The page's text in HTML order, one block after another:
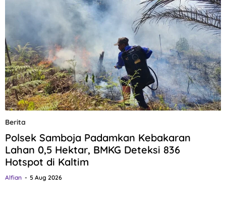
Berita
Polsek Samboja Padamkan Kebakaran
Lahan 0,5 Hektar, BMKG Deteksi 836
Hotspot di Kaltim
Alfian 5 Aug 2026